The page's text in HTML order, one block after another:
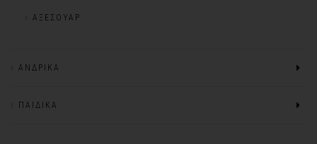
ΑΞΕΣΟΥΆΡ
ΑΝΔΡΙΚΆ
ΠΑΙΔΙΚΆ